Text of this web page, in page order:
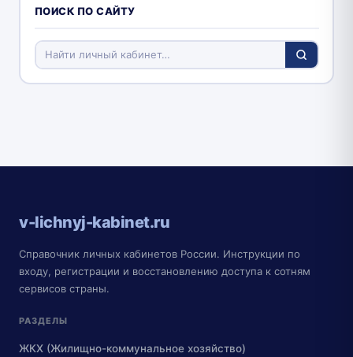
ПОИСК ПО САЙТУ
v-lichnyj-kabinet.ru
Справочник личных кабинетов России. Инструкции по
входу, регистрации и восстановлению доступа к сотням
сервисов страны.
РАЗДЕЛЫ
ЖКХ (Жилищно-коммунальное хозяйство)